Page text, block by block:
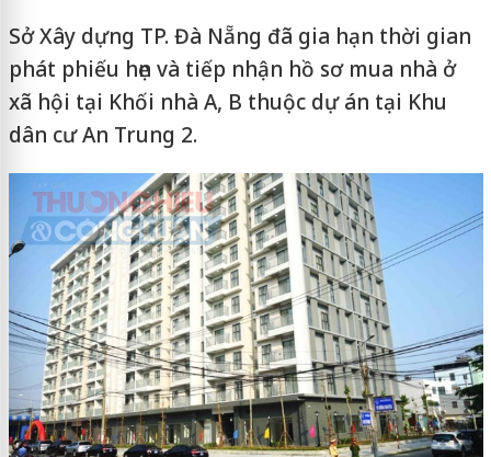
Sở Xây dựng TP. Đà Nẵng đã gia hạn thời gian
phát phiếu hẹn và tiếp nhận hồ sơ mua nhà ở
xã hội tại Khối nhà A, B thuộc dự án tại Khu
dân cư An Trung 2.